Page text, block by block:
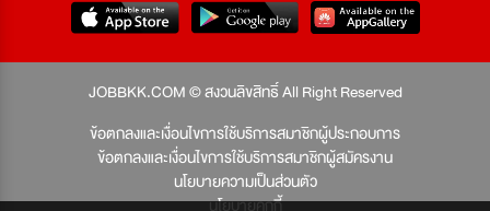
JOBBKK.COM © สงวนลิขสิทธิ์ All Right Reserved
ข้อตกลงและเงื่อนไขการใช้บริการสมาชิกผู้ประกอบการ
ข้อตกลงและเงื่อนไขการใช้บริการสมาชิกผู้สมัครงาน
นโยบายความเป็นส่วนตัว